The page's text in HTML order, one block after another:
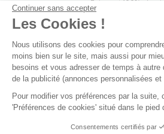
30 ml En
Paiement 100%
Plan du site Mentions légales
Archives Accessibilité:
Préférences de
Continuer sans accepter
Les Cookies !
Nous utilisons des cookies pour
moins bien sur le site, mais aussi pour
besoins et vous adresser de temps à autre
de la publicité (annonces personnalisées et
Pour modifier vos préférences par la suite,
'Préférences de cookies' situé dans le pied
Consentements certifiés par